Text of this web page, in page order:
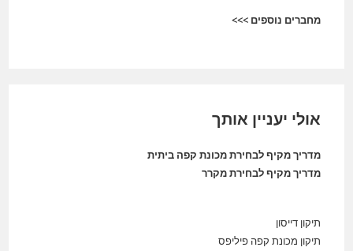
מחברים נוספים >>>
אולי יעניין אותך
מדריך מקיף לבחירת מכונת קפה ביתית
מדריך מקיף לבחירת מקרר
תיקון דייסון
תיקון מכונת קפה פיליפס